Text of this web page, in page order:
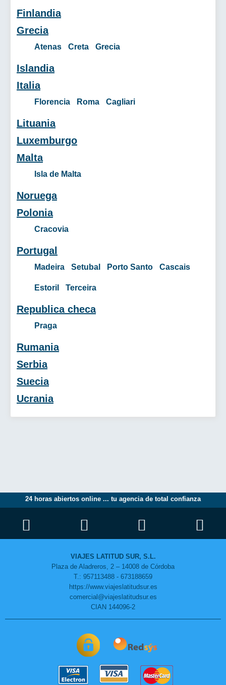
Finlandia
Grecia
Atenas Creta Grecia
Islandia
Italia
Florencia Roma Cagliari
Lituania
Luxemburgo
Malta
Isla de Malta
Noruega
Polonia
Cracovia
Portugal
Madeira Setubal Porto Santo Cascais
Estoril Terceira
Republica checa
Praga
Rumania
Serbia
Suecia
Ucrania
24 horas abiertos online ... tu agencia de total confianza
VIAJES LATITUD SUR, S.L.
Plaza de Aladreros, 2 – 14008 de Córdoba
T.: 957113488 - 673188659
https://www.viajeslatitudsur.es
comercial@viajeslatitudsur.es
CIAN 144096-2